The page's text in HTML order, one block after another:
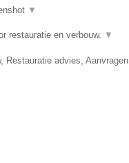
▼
restauratie en verbouw. ▼
Restauratie advies, Aanvragen